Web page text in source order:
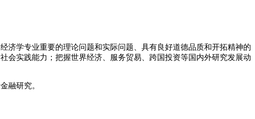
学专业重要的理论问题和实际问题、具有良好道德品质和开拓精神的
会实践能力；把握世界经济、服务贸易、跨国投资等国内外研究发展动
融研究。